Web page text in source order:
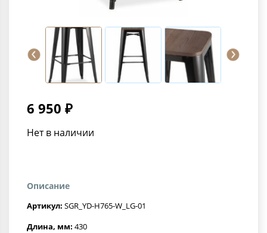
6 950 ₽
Нет в наличии
Описание
Артикул: SGR_YD-H765-W_LG-01
Длина, мм: 430